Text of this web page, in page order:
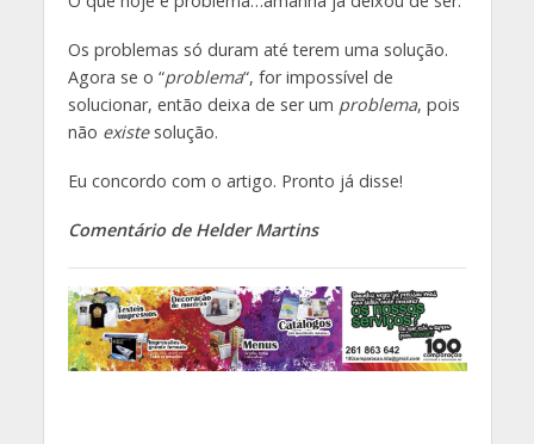
Os problemas só duram até terem uma solução.
Agora se o “problema“, for impossível de
solucionar, então deixa de ser um problema, pois
não existesolução.
Eu concordo com o artigo. Pronto já disse!
Comentário de Helder Martins